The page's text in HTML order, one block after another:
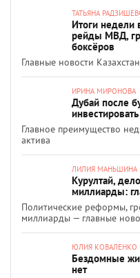
ТАТЬЯНА
Итоги недели
рейды МВД,
боксёров
Главные новости
ИРИНА МИРОНОВА
Дубай после
Главное преимущество
актива
ЛИЛИЯ МАНЬШИНА
Курултай,
миллиарды:
Политические реформы,
миллиарды — главные
ЮЛИЯ КОВАЛЕНКО
Бездомные
нет